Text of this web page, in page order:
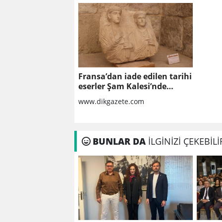
Fransa’dan iade edilen tarihi
eserler Şam Kalesi’nde
sergilendi
www.dikgazete.com
BUNLAR DA İLGİNİZİ